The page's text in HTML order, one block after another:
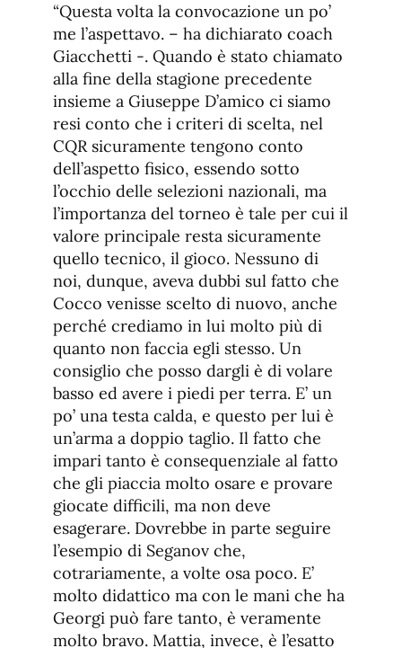
“Questa volta la convocazione un po’
me l’aspettavo. – ha dichiarato coach
Giacchetti -. Quando è stato chiamato
alla fine della stagione precedente
insieme a Giuseppe D’amico ci siamo
resi conto che i criteri di scelta, nel
CQR sicuramente tengono conto
dell’aspetto fisico, essendo sotto
l’occhio delle selezioni nazionali, ma
l’importanza del torneo è tale per cui il
valore principale resta sicuramente
quello tecnico, il gioco. Nessuno di
noi, dunque, aveva dubbi sul fatto che
Cocco venisse scelto di nuovo, anche
perché crediamo in lui molto più di
quanto non faccia egli stesso. Un
consiglio che posso dargli è di volare
basso ed avere i piedi per terra. E’ un
po’ una testa calda, e questo per lui è
un’arma a doppio taglio. Il fatto che
impari tanto è consequenziale al fatto
che gli piaccia molto osare e provare
giocate difficili, ma non deve
esagerare. Dovrebbe in parte seguire
l’esempio di Seganov che,
cotrariamente, a volte osa poco. E’
molto didattico ma con le mani che ha
Georgi può fare tanto, è veramente
molto bravo. Mattia, invece, è l’esatto